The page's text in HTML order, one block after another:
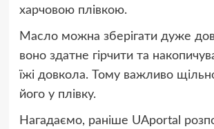
харчовою плівкою.
Масло можна зберігати дуже
воно здатне гірчити та
їжі довкола. Тому важливо
його у плівку.
Нагадаємо, раніше UAportal